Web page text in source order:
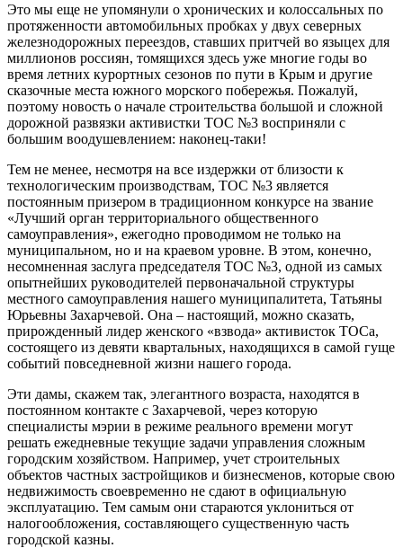
Это мы еще не упомянули о хронических и колоссальных по
протяженности автомобильных пробках у двух северных
железнодорожных переездов, ставших притчей во языцех для
миллионов россиян, томящихся здесь уже многие годы во
время летних курортных сезонов по пути в Крым и другие
сказочные места южного морского побережья. Пожалуй,
поэтому новость о начале строительства большой и сложной
дорожной развязки активистки ТОС №3 восприняли с
большим воодушевлением: наконец-таки!
Тем не менее, несмотря на все издержки от близости к
технологическим производствам, ТОС №3 является
постоянным призером в традиционном конкурсе на звание
«Лучший орган территориального общественного
самоуправления», ежегодно проводимом не только на
муниципальном, но и на краевом уровне. В этом, конечно,
несомненная заслуга председателя ТОС №3, одной из самых
опытнейших руководителей первоначальной структуры
местного самоуправления нашего муниципалитета, Татьяны
Юрьевны Захарчевой. Она – настоящий, можно сказать,
прирожденный лидер женского «взвода» активисток ТОСа,
состоящего из девяти квартальных, находящихся в самой гуще
событий повседневной жизни нашего города.
Эти дамы, скажем так, элегантного возраста, находятся в
постоянном контакте с Захарчевой, через которую
специалисты мэрии в режиме реального времени могут
решать ежедневные текущие задачи управления сложным
городским хозяйством. Например, учет строительных
объектов частных застройщиков и бизнесменов, которые свою
недвижимость своевременно не сдают в официальную
эксплуатацию. Тем самым они стараются уклониться от
налогообложения, составляющего существенную часть
городской казны.